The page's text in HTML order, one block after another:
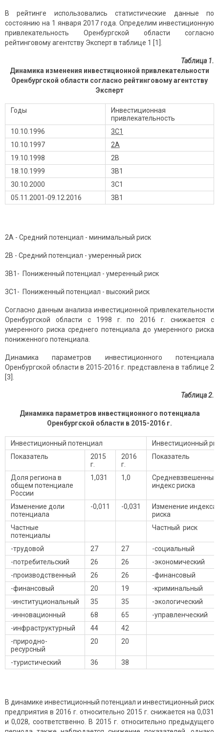
В рейтинге использовались статистические данные по
состоянию на 1 января 2017 года. Определим инвестиционную
привлекательность Оренбургской области согласно
рейтинговому агентству Эксперт в таблице 1 [1].
Таблица 1.
Динамика изменения инвестиционной привлекательности
Оренбургской области согласно рейтинговому агентству
Эксперт
Годы
Инвестиционная
привлекательность
10.10.1996
3C1
10.10.1997
2A
19.10.1998
2B
18.10.1999
3B1
30.10.2000
3C1
05.11.2001-09.12.2016
3B1
2А - Средний потенциал - минимальный риск
2В - Средний потенциал - умеренный риск
3В1- Пониженный потенциал - умеренный риск
3С1- Пониженный потенциал - высокий риск
Согласно данным анализа инвестиционной привлекательности
Оренбургской области с 1998 г. по 2016 г. снижается с
умеренного риска среднего потенциала до умеренного риска
пониженного потенциала.
Динамика параметров инвестиционного потенциала
Оренбургской области в 2015-2016 г. представлена в таблице 2
[3].
Таблица 2.
Динамика параметров инвестиционного потенциала
Оренбургской области в 2015-2016 г.
Инвестиционный потенциал
Инвестиционный
Показатель
2015
г.
2016
г.
Показатель
Доля региона в
общем потенциале
России
1,031 1,0
Средневзвешенный
индекс риска
Изменение доли
потенциала
-0,011 -0,031
Изменение индекса
риска
Частные
потенциалы
Частный риск
-трудовой 27 27
-социальный
-потребительский
26 26
-экономический
-производственный
26 26
-финансовый
-финансовый
20 19
-криминальный
-институциональный
35 35
-экологический
-инновационный
68 65
-управленческий
-инфраструктурный
44
42
-природно-
ресурсный
20 20
-туристический 36 38
В динамике инвестиционный потенциал и инвестиционный риск
предприятия в 2016 г. относительно 2015 г. снижается на 0,031
и 0,028, соответственно. В 2015 г. относительно предыдущего